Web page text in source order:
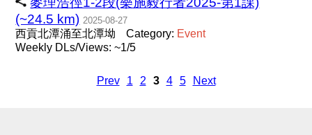
(~24.5 km) 2025-08-27
西貢北潭涌至北潭坳 Category: Event
Weekly DLs/Views: ~1/5
Prev 1 2 3 4 5 Next